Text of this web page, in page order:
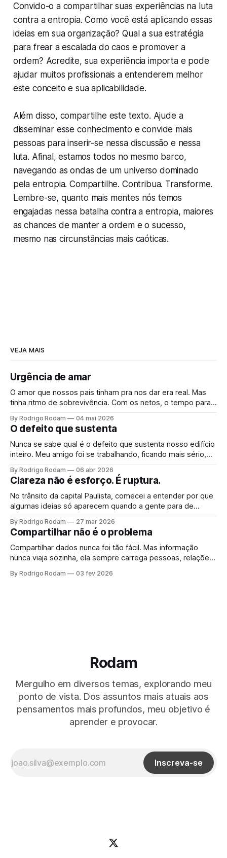
Convido-o a compartilhar suas experiências na luta
contra a entropia. Como você está aplicando essas
ideias em sua organização? Qual a sua estratégia
para frear a escalada do caos e promover a
ordem? Acredite, sua experiência importa e pode
ajudar muitos profissionais a entenderem melhor
este conceito e sua aplicabilidade.
Além disso, compartilhe este texto. Ajude a
disseminar esse conhecimento e convide mais
pessoas para inserir-se nessa discussão e nessa
luta. Afinal, estamos todos no mesmo barco,
navegando as ondas de um universo dominado
pela entropia. Compartilhe. Contribua. Transforme.
Lembre-se, quanto mais mentes nós temos
engajadas nessa batalha contra a entropia, maiores
as chances de manter a ordem e o sucesso,
mesmo nas circunstâncias mais caóticas.
VEJA MAIS
Urgência de amar
O amor que nossos pais tinham pra nos dar era real. Mas
tinha ritmo de sobrevivência. Com os netos, o tempo para.
vem junto uma urgência que ninguém planeja.
By Rodrigo Rodam 04 mai 2026
O defeito que sustenta
Nunca se sabe qual é o defeito que sustenta nosso edifício
inteiro. Meu amigo foi se trabalhando, ficando mais sério,
percebeu que era fundação quando o teto rachou.
By Rodrigo Rodam 06 abr 2026
Clareza não é esforço. É ruptura.
No trânsito da capital Paulista, comecei a entender por que
algumas ideias só aparecem quando a gente para de
By Rodrigo Rodam 27 mar 2026
Compartilhar não é o problema
Compartilhar dados nunca foi tão fácil. Mas informação
nunca viaja sozinha, ela sempre carrega pessoas, relações
ilusão de que dados anonimizados impedem inferência
By Rodrigo Rodam 03 fev 2026
Rodam
Mergulho em diversos temas, explorando meu
ponto de vista. Dos assuntos mais atuais aos
pensamentos mais profundos, meu objetivo é
aprender e provocar.
Inscreva-se